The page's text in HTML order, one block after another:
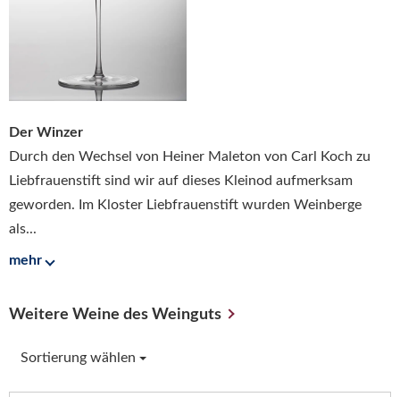
Der Winzer
Durch den Wechsel von Heiner Maleton von Carl Koch zu
Liebfrauenstift sind wir auf dieses Kleinod aufmerksam
geworden. Im Kloster Liebfrauenstift wurden Weinberge
als...
mehr
Weitere Weine des Weinguts
Sortierung wählen